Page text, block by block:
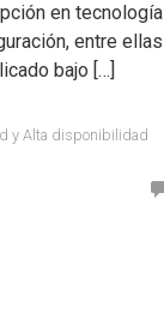
en
entre
bajo […]
y Alta disponibilidad